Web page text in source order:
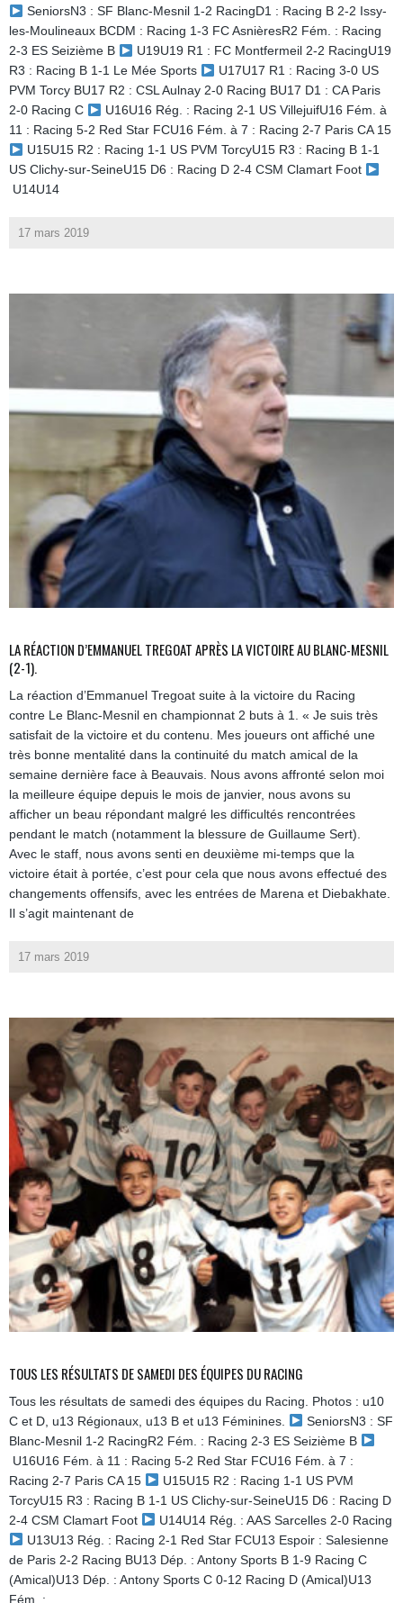
SeniorsN3 : SF Blanc-Mesnil 1-2 RacingD1 : Racing B 2-2 Issy-
les-Moulineaux BCDM : Racing 1-3 FC AsnièresR2 Fém. : Racing
2-3 ES Seizième B
U19U19 R1 : FC Montfermeil 2-2 RacingU19
R3 : Racing B 1-1 Le Mée Sports
U17U17 R1 : Racing 3-0 US
PVM Torcy BU17 R2 : CSL Aulnay 2-0 Racing BU17 D1 : CA Paris
2-0 Racing C
U16U16 Rég. : Racing 2-1 US VillejuifU16 Fém. à
11 : Racing 5-2 Red Star FCU16 Fém. à 7 : Racing 2-7 Paris CA 15
U15U15 R2 : Racing 1-1 US PVM TorcyU15 R3 : Racing B 1-1
US Clichy-sur-SeineU15 D6 : Racing D 2-4 CSM Clamart Foot
U14U14
17 mars 2019
LA RÉACTION D’EMMANUEL TREGOAT APRÈS LA VICTOIRE AU BLANC-MESNIL
(2-1).
La réaction d’Emmanuel Tregoat suite à la victoire du Racing
contre Le Blanc-Mesnil en championnat 2 buts à 1. « Je suis très
satisfait de la victoire et du contenu. Mes joueurs ont affiché une
très bonne mentalité dans la continuité du match amical de la
semaine dernière face à Beauvais. Nous avons affronté selon moi
la meilleure équipe depuis le mois de janvier, nous avons su
afficher un beau répondant malgré les difficultés rencontrées
pendant le match (notamment la blessure de Guillaume Sert).
Avec le staff, nous avons senti en deuxième mi-temps que la
victoire était à portée, c’est pour cela que nous avons effectué des
changements offensifs, avec les entrées de Marena et Diebakhate.
Il s’agit maintenant de
17 mars 2019
TOUS LES RÉSULTATS DE SAMEDI DES ÉQUIPES DU RACING
Tous les résultats de samedi des équipes du Racing. Photos : u10
C et D, u13 Régionaux, u13 B et u13 Féminines.
SeniorsN3 : SF
Blanc-Mesnil 1-2 RacingR2 Fém. : Racing 2-3 ES Seizième B
U16U16 Fém. à 11 : Racing 5-2 Red Star FCU16 Fém. à 7 :
Racing 2-7 Paris CA 15
U15U15 R2 : Racing 1-1 US PVM
TorcyU15 R3 : Racing B 1-1 US Clichy-sur-SeineU15 D6 : Racing D
2-4 CSM Clamart Foot
U14U14 Rég. : AAS Sarcelles 2-0 Racing
U13U13 Rég. : Racing 2-1 Red Star FCU13 Espoir : Salesienne
de Paris 2-2 Racing BU13 Dép. : Antony Sports B 1-9 Racing C
(Amical)U13 Dép. : Antony Sports C 0-12 Racing D (Amical)U13
Fém. :